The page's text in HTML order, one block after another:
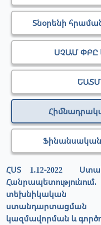
Տնօրենի
ՍՉԱՄ ՓԲԸ
ԵԱՏՄ
Ֆինանսական
ՀՍՏ 1.12-2022
տեխնիկական
ստանդարտացման
կազմավորման և